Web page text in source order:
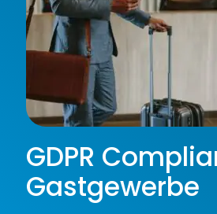
GDPR
Gastgewerbe